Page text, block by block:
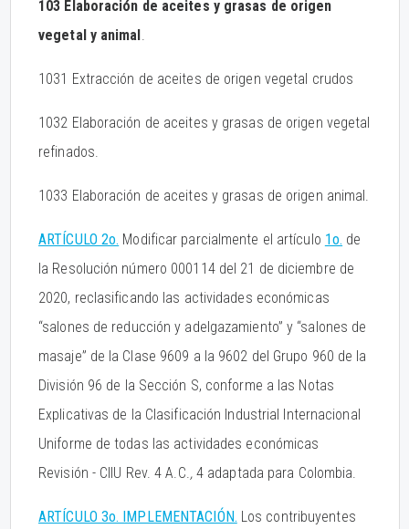
103 Elaboración de aceites y grasas de origen
vegetal y animal.
1031 Extracción de aceites de origen vegetal crudos
1032 Elaboración de aceites y grasas de origen vegetal
refinados.
1033 Elaboración de aceites y grasas de origen animal.
ARTÍCULO 2o. Modificar parcialmente el artículo 1o. de
la Resolución número 000114 del 21 de diciembre de
2020, reclasificando las actividades económicas
“salones de reducción y adelgazamiento” y “salones de
masaje” de la Clase 9609 a la 9602 del Grupo 960 de la
División 96 de la Sección S, conforme a las Notas
Explicativas de la Clasificación Industrial Internacional
Uniforme de todas las actividades económicas
Revisión - CIIU Rev. 4 A.C., 4 adaptada para Colombia.
ARTÍCULO 3o. IMPLEMENTACIÓN. Los contribuyentes